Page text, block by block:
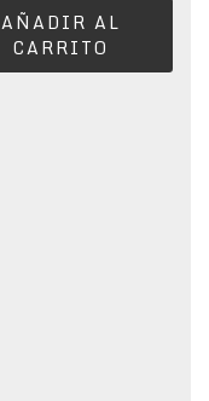
AÑADIR AL
CARRITO